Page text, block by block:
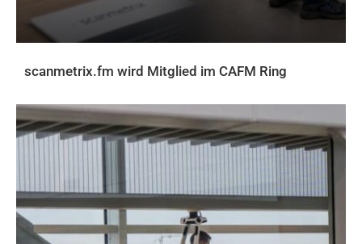
scanmetrix.fm wird Mitglied im CAFM Ring